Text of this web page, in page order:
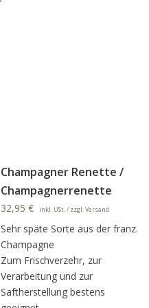
Champagner Renette /
Champagnerrenette
32,95€ inkl. USt. / zzgl. Versand
Sehr späte Sorte aus der franz.
Champagne
Zum Frischverzehr, zur
Verarbeitung und zur
Saftherstellung bestens